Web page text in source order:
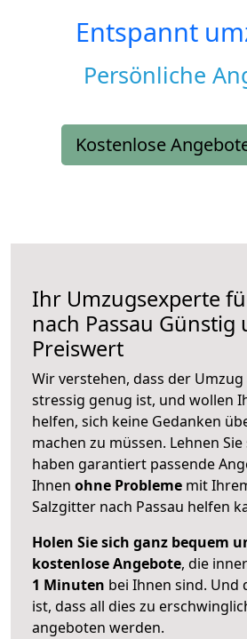
Entspannt
Persönliche
Kostenlose
Ihr Umzugsexperte
nach Passau Günstig
Preiswert
Wir verstehen, dass der
stressig genug ist, und wollen
helfen, sich keine Gedanken
machen zu müssen. Lehnen
haben garantiert passende
Ihnen ohne Probleme mit
Salzgitter nach Passau helfen
Holen Sie sich ganz bequem
kostenlose Angebote, die
1 Minuten bei Ihnen sind. Und
ist, dass all dies zu
angeboten werden.